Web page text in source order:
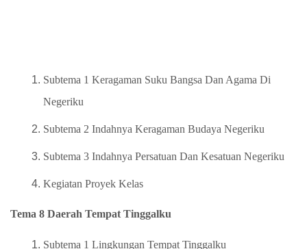
Subtema 1 Keragaman Suku Bangsa Dan Agama Di
Negeriku
Subtema 2 Indahnya Keragaman Budaya Negeriku
Subtema 3 Indahnya Persatuan Dan Kesatuan Negeriku
Kegiatan Proyek Kelas
Tema 8 Daerah Tempat Tinggalku
Subtema 1 Lingkungan Tempat Tinggalku